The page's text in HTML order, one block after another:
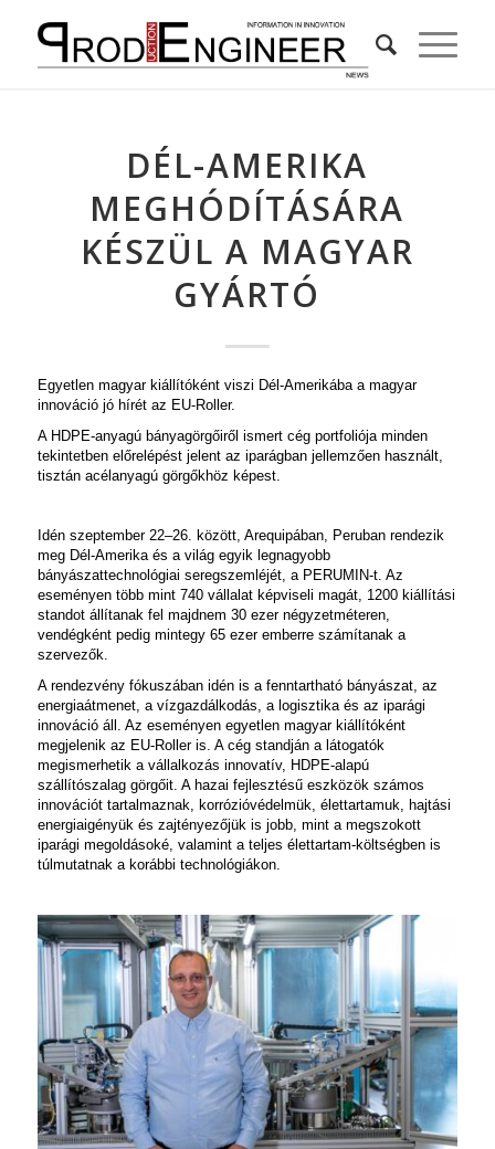
DÉL-AMERIKA
MEGHÓDÍTÁSÁRA
KÉSZÜL A MAGYAR
GYÁRTÓ
Egyetlen magyar kiállítóként viszi Dél-Amerikába a magyar
innováció jó hírét az EU-Roller.
A HDPE-anyagú bányagörgőiről ismert cég portfoliója minden
tekintetben előrelépést jelent az iparágban jellemzően használt,
tisztán acélanyagú görgőkhöz képest.
Idén szeptember 22–26. között, Arequipában, Peruban rendezik
meg Dél-Amerika és a világ egyik legnagyobb
bányászattechnológiai seregszemléjét, a PERUMIN-t. Az
eseményen több mint 740 vállalat képviseli magát, 1200 kiállítási
standot állítanak fel majdnem 30 ezer négyzetméteren,
vendégként pedig mintegy 65 ezer emberre számítanak a
szervezők.
A rendezvény fókuszában idén is a fenntartható bányászat, az
energiaátmenet, a vízgazdálkodás, a logisztika és az iparági
innováció áll. Az eseményen egyetlen magyar kiállítóként
megjelenik az EU-Roller is. A cég standján a látogatók
megismerhetik a vállalkozás innovatív, HDPE-alapú
szállítószalag görgőit. A hazai fejlesztésű eszközök számos
innovációt tartalmaznak, korrózióvédelmük, élettartamuk, hajtási
energiaigényük és zajtényezőjük is jobb, mint a megszokott
iparági megoldásoké, valamint a teljes élettartam-költségben is
túlmutatnak a korábbi technológiákon.